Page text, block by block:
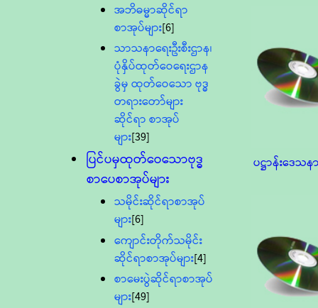
အဘိဓမ္မာဆိုင်ရာ
စာအုပ်များ[6]
သာသနာရေးဦးစီးဌာန၊
ပုံနှိပ်ထုတ်ဝေရေးဌာန
ခွဲမှ ထုတ်ဝေသော ဗုဒ္ဓ
တရားတော်များ
ဆိုင်ရာ စာအုပ်
များ[39]
ပြင်ပမှထုတ်ဝေသောဗုဒ္ဓ
စာပေစာအုပ်များ
သမိုင်းဆိုင်ရာစာအုပ်
များ[6]
ကျောင်းတိုက်သမိုင်း
ဆိုင်ရာစာအုပ်များ[4]
စာမေးပွဲဆိုင်ရာစာအုပ်
များ[49]
ပဋ္ဌာန်းဒေသ